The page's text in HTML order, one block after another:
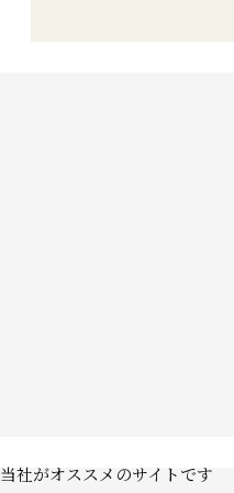
当社がオススメのサイトです